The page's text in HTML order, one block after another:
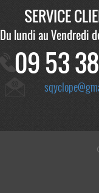
SERVICE
Du lundi au Vendredi
09 53